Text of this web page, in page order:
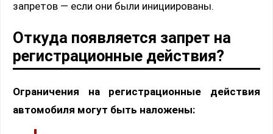
запретов — если они были инициированы.
Откуда появляется запрет на
регистрационные действия?
Ограничения на регистрационные действия
автомобиля могут быть наложены: